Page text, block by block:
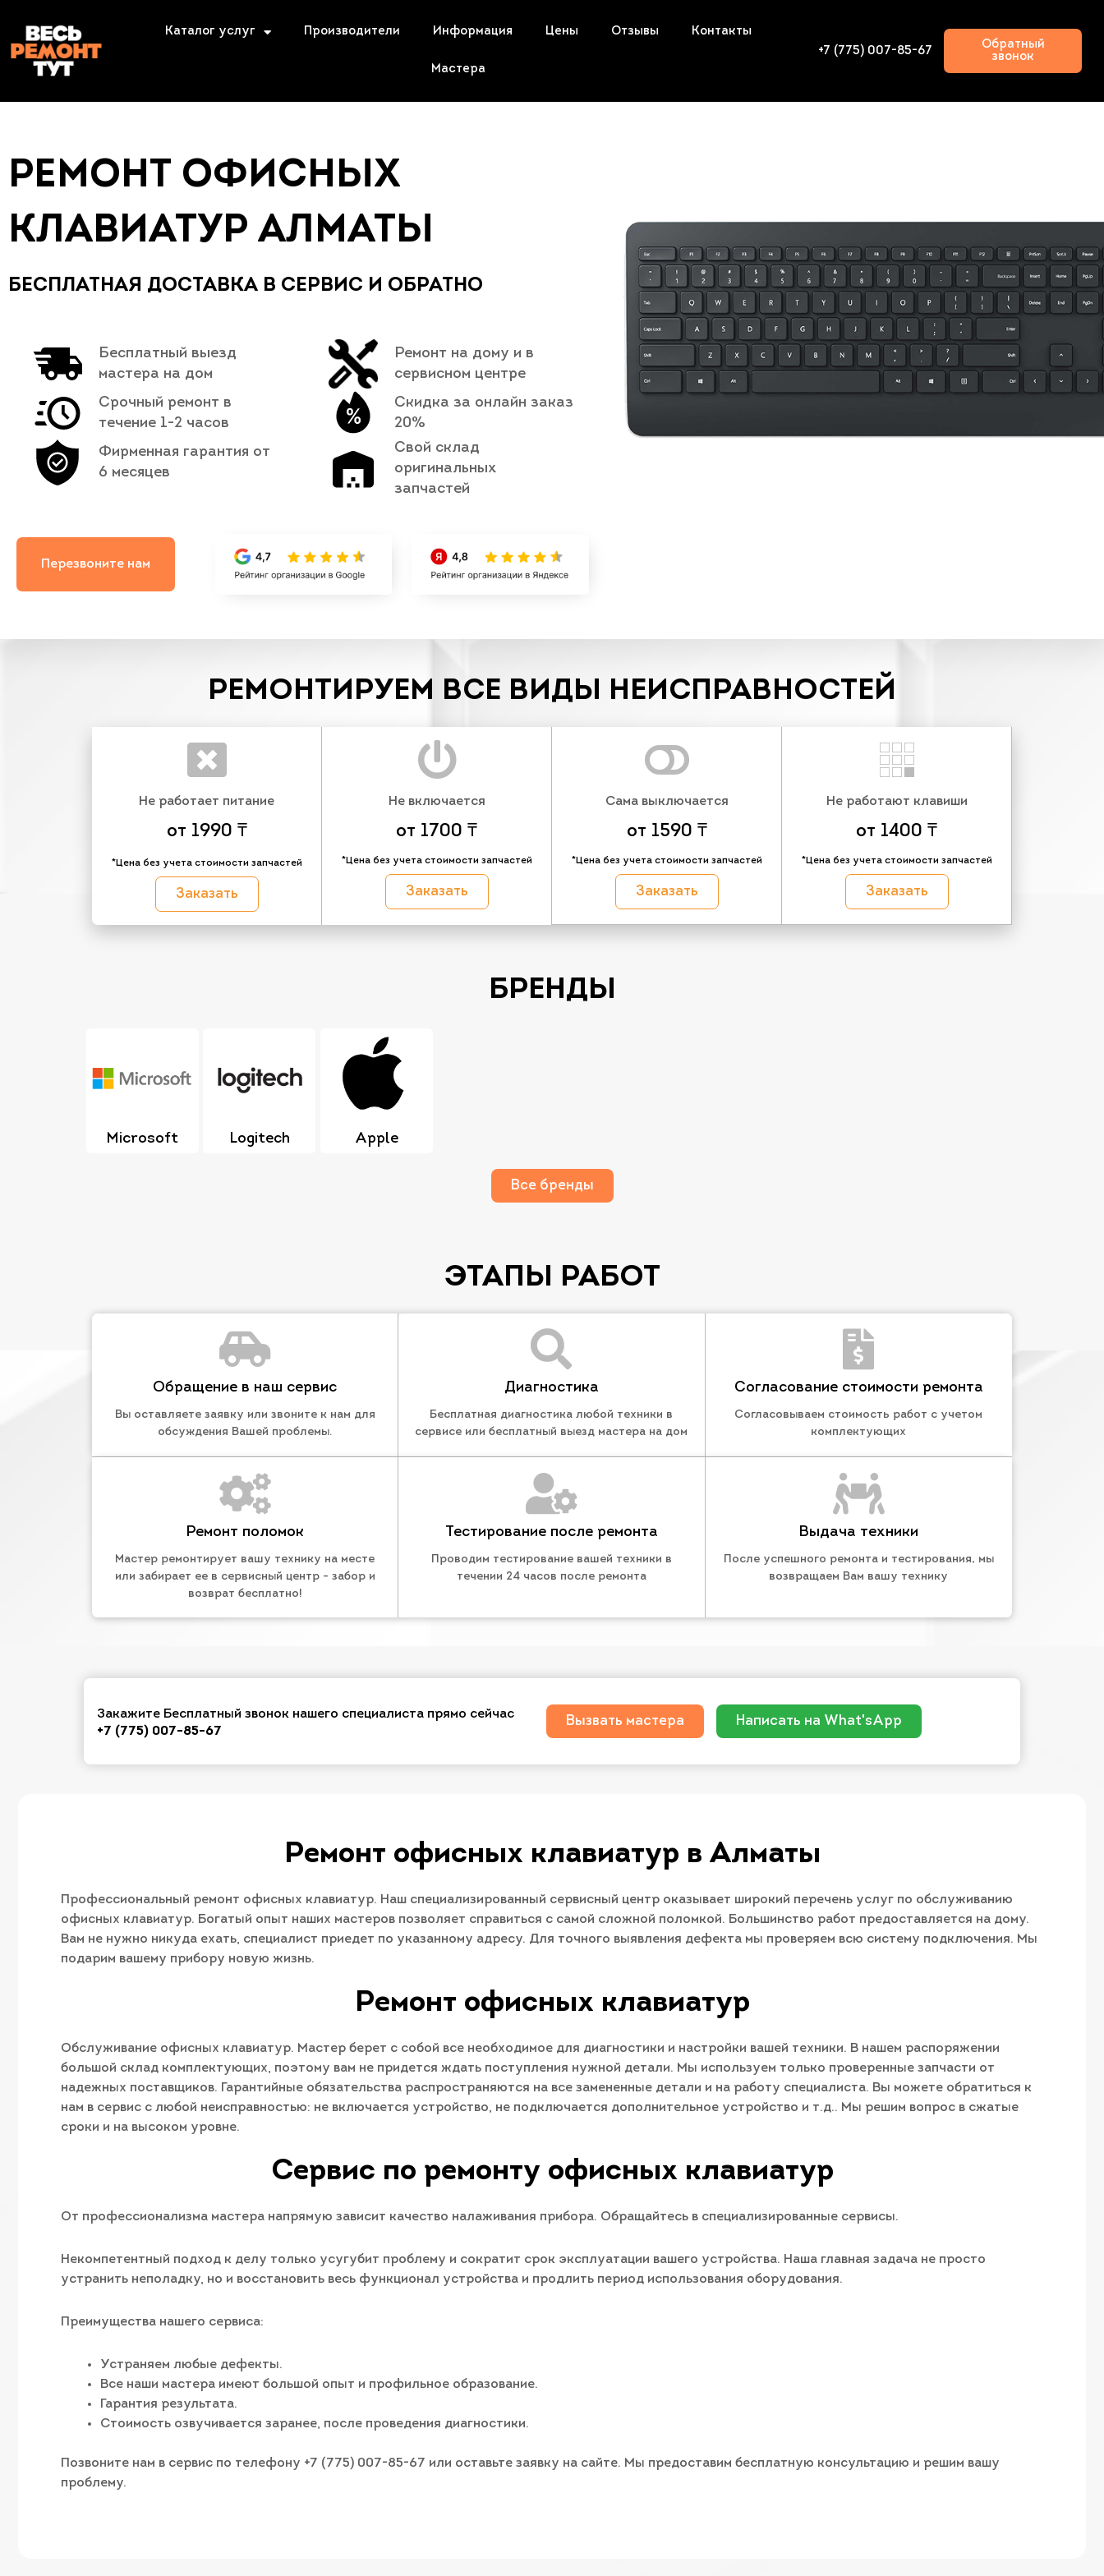
Каталог услуг Производители Информация Цены Отзывы Контакты
Мастера
+7 (775) 007-85-67
Обратный
звонок
РЕМОНТ ОФИСНЫХ
КЛАВИАТУР АЛМАТЫ
БЕСПЛАТНАЯ ДОСТАВКА В СЕРВИС И ОБРАТНО
Бесплатный выезд
мастера на дом
Срочный ремонт в
течение 1-2 часов
Фирменная гарантия от
6 месяцев
Ремонт на дому и в
сервисном центре
Скидка за онлайн заказ
20%
Свой склад
оригинальных
запчастей
Перезвоните нам
РЕМОНТИРУЕМ ВСЕ ВИДЫ НЕИСПРАВНОСТЕЙ
Не работает питание
от 1990 ₸
*Цена без учета стоимости запчастей
Заказать
Не включается
от 1700 ₸
*Цена без учета стоимости запчастей
Заказать
Сама выключается
от 1590 ₸
*Цена без учета стоимости запчастей
Заказать
Не работают клавиши
от 1400 ₸
*Цена без учета стоимости запчастей
Заказать
БРЕНДЫ
Microsoft Logitech Apple
Все бренды
ЭТАПЫ РАБОТ
Обращение в наш сервис
Вы оставляете заявку или звоните к нам для
обсуждения Вашей проблемы.
Диагностика
Бесплатная диагностика любой техники в
сервисе или бесплатный выезд мастера на дом
Согласование стоимости ремонта
Согласовываем стоимость работ с учетом
комплектующих
Ремонт поломок
Мастер ремонтирует вашу технику на месте
или забирает ее в сервисный центр - забор и
возврат бесплатно!
Тестирование после ремонта
Проводим тестирование вашей техники в
течении 24 часов после ремонта
Выдача техники
После успешного ремонта и тестирования, мы
возвращаем Вам вашу технику
Закажите Бесплатный звонок нашего специалиста прямо сейчас
+7 (775) 007-85-67
Вызвать мастера Написать на What'sApp
Ремонт офисных клавиатур в Алматы
Профессиональный ремонт офисных клавиатур. Наш специализированный сервисный центр оказывает широкий перечень услуг по обслуживанию
офисных клавиатур. Богатый опыт наших мастеров позволяет справиться с самой сложной поломкой. Большинство работ предоставляется на дому.
Вам не нужно никуда ехать, специалист приедет по указанному адресу. Для точного выявления дефекта мы проверяем всю систему подключения. Мы
подарим вашему прибору новую жизнь.
Ремонт офисных клавиатур
Обслуживание офисных клавиатур. Мастер берет с собой все необходимое для диагностики и настройки вашей техники. В нашем распоряжении
большой склад комплектующих, поэтому вам не придется ждать поступления нужной детали. Мы используем только проверенные запчасти от
надежных поставщиков. Гарантийные обязательства распространяются на все замененные детали и на работу специалиста. Вы можете обратиться к
нам в сервис с любой неисправностью: не включается устройство, не подключается дополнительное устройство и т.д.. Мы решим вопрос в сжатые
сроки и на высоком уровне.
Сервис по ремонту офисных клавиатур
От профессионализма мастера напрямую зависит качество налаживания прибора. Обращайтесь в специализированные сервисы.
Некомпетентный подход к делу только усугубит проблему и сократит срок эксплуатации вашего устройства. Наша главная задача не просто
устранить неполадку, но и восстановить весь функционал устройства и продлить период использования оборудования.
Преимущества нашего сервиса:
Устраняем любые дефекты.
Все наши мастера имеют большой опыт и профильное образование.
Гарантия результата.
Стоимость озвучивается заранее, после проведения диагностики.
Позвоните нам в сервис по телефону +7 (775) 007-85-67 или оставьте заявку на сайте. Мы предоставим бесплатную консультацию и решим вашу
проблему.